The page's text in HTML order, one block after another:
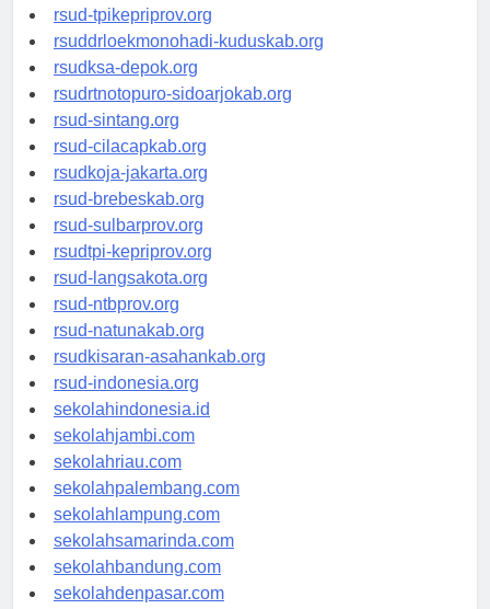
rsud-tpikepriprov.org
rsuddrloekmonohadi-kuduskab.org
rsudksa-depok.org
rsudrtnotopuro-sidoarjokab.org
rsud-sintang.org
rsud-cilacapkab.org
rsudkoja-jakarta.org
rsud-brebeskab.org
rsud-sulbarprov.org
rsudtpi-kepriprov.org
rsud-langsakota.org
rsud-ntbprov.org
rsud-natunakab.org
rsudkisaran-asahankab.org
rsud-indonesia.org
sekolahindonesia.id
sekolahjambi.com
sekolahriau.com
sekolahpalembang.com
sekolahlampung.com
sekolahsamarinda.com
sekolahbandung.com
sekolahdenpasar.com